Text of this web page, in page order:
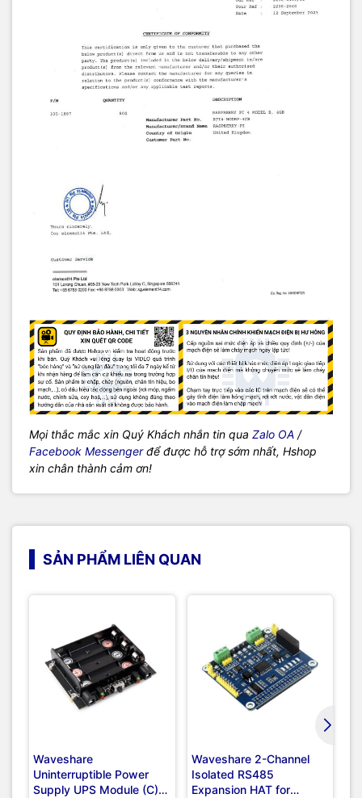
Mọi thắc mắc xin Quý Khách nhắn tin qua Zalo OA /
Facebook Messengerđể được hỗ trợ sớm nhất, Hshop
xin chân thành cảm ơn!
SẢN PHẨM LIÊN QUAN
Waveshare
Uninterruptible Power
Supply UPS Module (C)
Waveshare 2-Channel
Isolated RS485
Expansion HAT for